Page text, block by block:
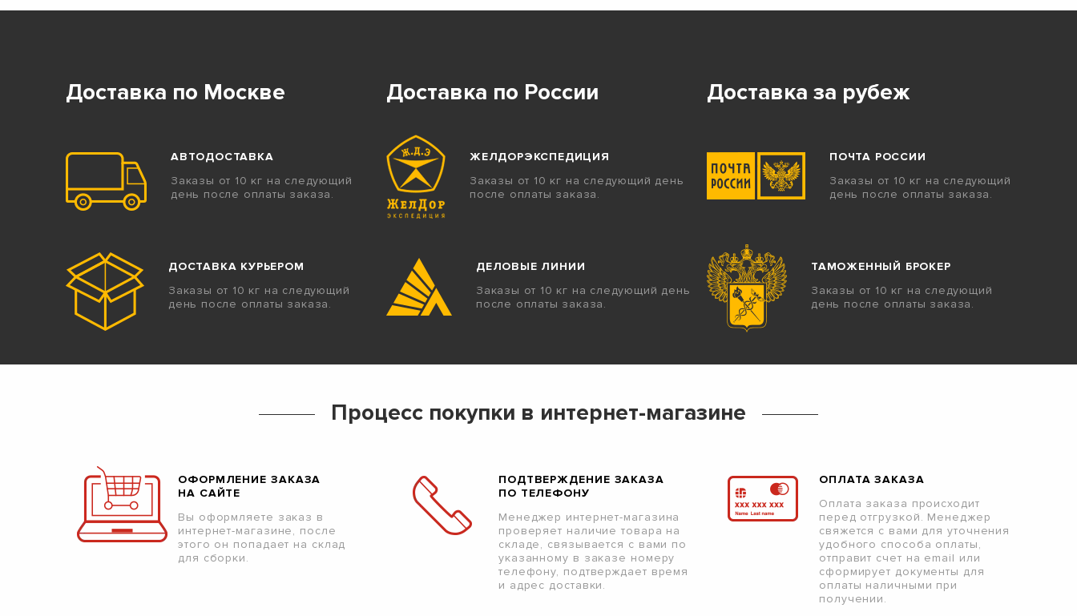
Доставка по Москве
АВТОДОСТАВКА
Заказы от 10 кг на следующий
день после оплаты заказа.
Доставка по России
ЖЕЛДОРЭКСПЕДИЦИЯ
Заказы от 10 кг на следующий день
после оплаты заказа.
Доставка за рубеж
ПОЧТА РОССИИ
Заказы от 10 кг на следующий
день после оплаты заказа.
ДОСТАВКА КУРЬЕРОМ
Заказы от 10 кг на следующий
день после оплаты заказа.
ДЕЛОВЫЕ ЛИНИИ
Заказы от 10 кг на следующий день
после оплаты заказа.
ТАМОЖЕННЫЙ БРОКЕР
Заказы от 10 кг на следующий
день после оплаты заказа.
Процесс покупки в интернет-магазине
ОФОРМЛЕНИЕ ЗАКАЗА
НА САЙТЕ
Вы оформляете заказ в
интернет-магазине, после
этого он попадает на склад
для сборки.
ПОДТВЕРЖДЕНИЕ ЗАКАЗА
ПО ТЕЛЕФОНУ
Менеджер интернет-магазина
проверяет наличие товара на
складе, связывается с вами по
указанному в заказе номеру
телефону, подтверждает время
и адрес доставки.
ОПЛАТА ЗАКАЗА
Оплата заказа происходит
перед отгрузкой. Менеджер
свяжется с вами для уточнения
удобного способа оплаты,
отправит счет на email или
сформирует документы для
оплаты наличными при
получении.